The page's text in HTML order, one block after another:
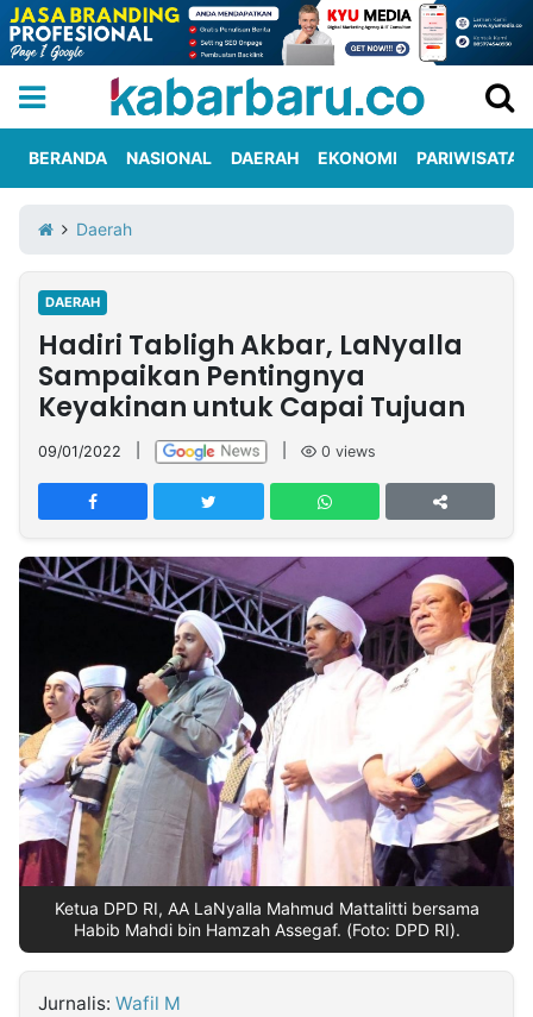
Iklan
Berita
Kami
Nasional
International
Olahraga
Entertainment
Daerah
Pariwisata
Kuliner
Kolom
Network
PT
TREETAN
INDONESIA
Insight
NTB
Suara
Time
Lens
IDN
Daily
Jogja
Jalan
Rakyat
Idealita
News
Kita
Notice
Dinamikapost.com
Radar
Baru
Seedbacklink
Follow
Kabarbaru
BERANDA NASIONAL DAERAH EKONOMI PARIWISATA
Daerah
DAERAH
Hadiri Tabligh Akbar, LaNyalla
Sampaikan Pentingnya
Keyakinan untuk Capai Tujuan
09/01/2022 0 views
Ketua DPD RI, AA LaNyalla Mahmud Mattalitti bersama
Habib Mahdi bin Hamzah Assegaf. (Foto: DPD RI).
Jurnalis: Wafil M